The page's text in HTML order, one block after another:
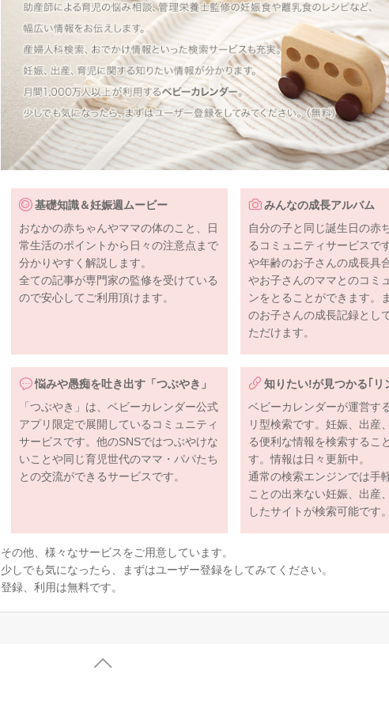
基礎知識＆妊娠週ムービー
おなかの赤ちゃんやママの体のこと、日
常生活のポイントから日々の注意点まで
分かりやすく解説します。
全ての記事が専門家の監修を受けている
ので安心してご利用頂けます。
みんなの成長アルバム
自分の子と同じ誕生日の赤
るコミュニティサービスで
や年齢のお子さんの成長具
やお子さんのママとのコミ
ンをとることができます。
のお子さんの成長記録とし
ただけます。
悩みや愚痴を吐き出す「つぶやき」
「つぶやき」は、ベビーカレンダー公式
アプリ限定で展開しているコミュニティ
サービスです。他のSNSではつぶやけな
いことや同じ育児世代のママ・パパたち
との交流ができるサービスです。
知りたい!が見つかる｢リ
ベビーカレンダーが運営す
リ型検索です。妊娠、出産
る便利な情報を検索するこ
す。情報は日々更新中。
通常の検索エンジンでは手
ことの出来ない妊娠、出産
したサイトが検索可能です。
その他、様々なサービスをご用意しています。
少しでも気になったら、まずはユーザー登録をしてみてください。
登録、利用は無料です。